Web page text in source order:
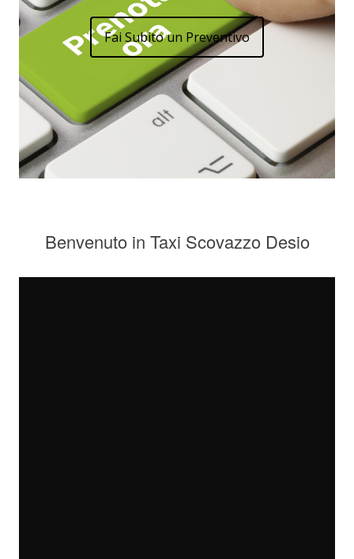
Fai Subito un Preventivo
Benvenuto in Taxi Scovazzo Desio